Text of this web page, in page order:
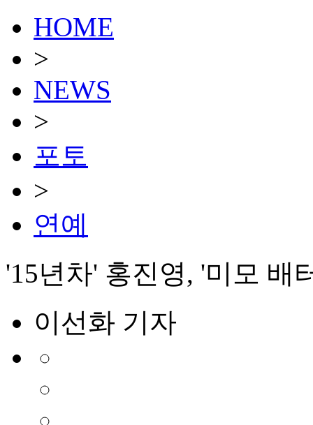
HOME
>
NEWS
>
포토
>
연예
'15년차' 홍진영, '미모 배
이선화 기자